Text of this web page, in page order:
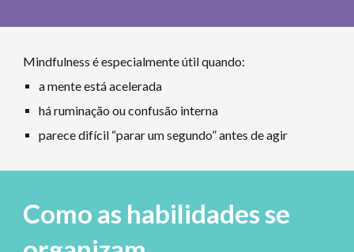
Mindfulness é especialmente útil quando:
a mente está acelerada
há ruminação ou confusão interna
parece difícil “parar um segundo” antes de agir
Como as habilidades se